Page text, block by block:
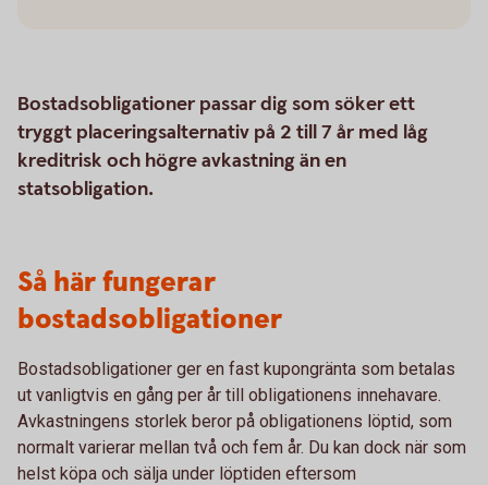
Bostadsobligationer passar dig som söker ett
tryggt placeringsalternativ på 2 till 7 år med låg
kreditrisk och högre avkastning än en
statsobligation.
Så här fungerar
bostadsobligationer
Bostadsobligationer ger en fast kupongränta som betalas
ut vanligtvis en gång per år till obligationens innehavare.
Avkastningens storlek beror på obligationens löptid, som
normalt varierar mellan två och fem år. Du kan dock när som
helst köpa och sälja under löptiden eftersom